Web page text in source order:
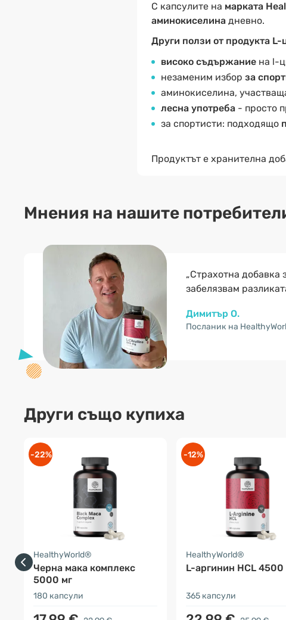
С капсулите на марката
аминокиселина дневно.
Други ползи от продукта
високо съдържаниена l-
незаменим избор за
аминокиселина,
лесна употреба- просто
за спортисти: подходящо
Продуктът е хранителна
Мнения на нашите
„Страхотна добавка
забелязвам
Димитър О.
Посланик на
Други също купиха
-22%
HealthyWorld®
Черна мака комплекс
5000 мг
180 капсули
-12%
HealthyWorld®
L-аргинин HCL 4500
365 капсули